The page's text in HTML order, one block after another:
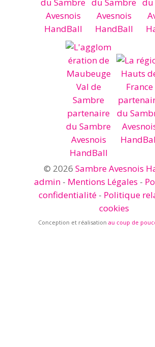
© 2026 Sambre Avesnois
admin - Mentions Légales -
confidentialité- Politique
cookies
Conception et réalisation au coup de